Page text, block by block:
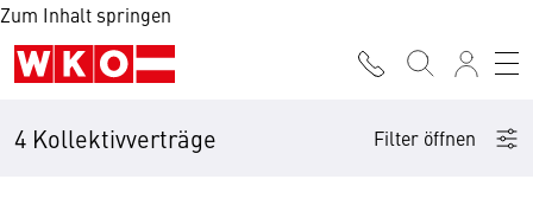
Zum Inhalt springen
4 Kollektivverträge Filter öffnen